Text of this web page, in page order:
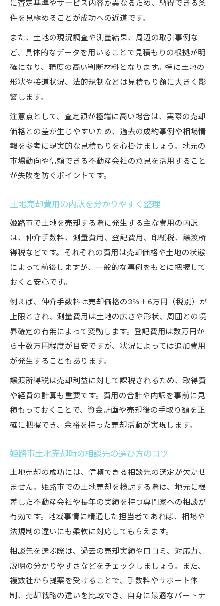
不動産会社選びが費用軽減に与える影響
費用面を考慮した売却タイミングの選び方
交渉次第で変わる費用負担のポイント
土地売却にかかる諸経費のポイント整理
費用負担を踏まえた賢い資金計画の立て方
に査定基準やサービス内容が異なるため、納得できる条
件を見極めることが成功への近道です。
また、土地の現況調査や測量結果、周辺の取引事例な
ど、具体的なデータを用いることで見積もりの根拠が明
確になり、精度の高い判断材料となります。特に土地の
形状や接道状況、法的規制などは見積もり額に大きく影
響します。
注意点として、査定額が極端に高い場合は、実際の売却
価格との差が生じやすいため、過去の成約事例や相場情
報を参考に現実的な見積もりを心掛けましょう。地元の
市場動向や信頼できる不動産会社の意見を活用すること
が失敗を防ぐポイントです。
土地売却費用の内訳を分かりやすく整理
姫路市で土地を売却する際に発生する主な費用の内訳
は、仲介手数料、測量費用、登記費用、印紙税、譲渡所
得税などです。それぞれの費用は売却価格や土地の状態
によって前後しますが、一般的な事例をもとに把握して
おくと安心です。
例えば、仲介手数料は売却価格の3％＋6万円（税別）が
上限とされ、測量費用は土地の広さや形状、周囲との境
界確定の有無によって変動します。登記費用は数万円か
ら十数万円程度が目安ですが、状況によっては追加費用
が発生することもあります。
譲渡所得税は売却利益に対して課税されるため、取得費
や経費の計算も重要です。費用の合計や内訳を事前に見
積もっておくことで、資金計画や売却後の手取り額を正
確に把握でき、余裕を持った売却活動が実現します。
姫路市土地売却時の相談先の選び方のコツ
土地売却の成功には、信頼できる相談先の選定が欠かせ
ません。姫路市での土地売却を検討する際は、地元に根
差した不動産会社や長年の実績を持つ専門家への相談が
有効です。地域事情に精通した担当者であれば、相場や
法規制の違いにも柔軟に対応してもらえます。
相談先を選ぶ際は、過去の売却実績や口コミ、対応力、
説明の分かりやすさなどをチェックしましょう。また、
複数社から提案を受けることで、手数料やサポート体
制、売却戦略の違いを比較でき、自身に最適なパートナ